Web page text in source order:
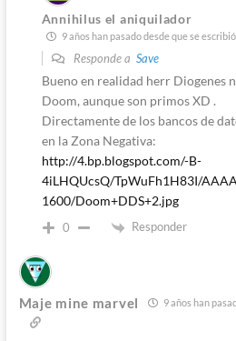
Annihilus el aniquilador
9 años han pasado desde que se
Responde a Save
Bueno en realidad herr Diogenes
Doom, aunque son primos XD .
Directamente de los bancos de
en la Zona Negativa:
http://4.bp.blogspot.com/-B-
4iLHQUcsQ/TpWuFh1H83I/
1600/Doom+DDS+2.jpg
0 Responder
Maje mine marvel 9 años han